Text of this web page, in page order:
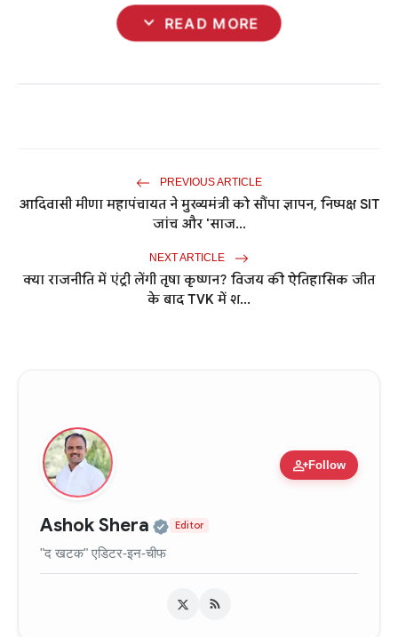
expand_more READ MORE
PREVIOUS ARTICLE
आदिवासी मीणा महापंचायत ने मुख्यमंत्री को सौंपा ज्ञापन, निष्पक्ष SIT
जांच और 'साज...
NEXT ARTICLE
क्या राजनीति में एंट्री लेंगी तृषा कृष्णन? विजय की ऐतिहासिक जीत
के बाद TVK में श...
person_addFollow
Ashok Shera Official | Verified Expert •
Editor
"द खटक" एडिटर-इन-चीफ